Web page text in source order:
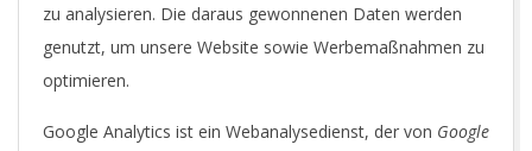
zu analysieren. Die daraus gewonnenen Daten werden
genutzt, um unsere Website sowie Werbemaßnahmen zu
optimieren.
Google Analytics ist ein Webanalysedienst, der von Google